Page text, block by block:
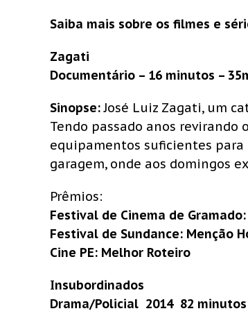
Saiba mais sobre os filmes e
Zagati
Documentário – 16 minutos –
Sinopse:José Luiz Zagati, um
Tendo passado anos
equipamentos suficientes
garagem, onde aos domingos
Prêmios:
Festival de Cinema de Gramado:
Festival de Sundance: Menção
Cine PE: Melhor Roteiro
Insubordinados
Drama/Policial  2014  82